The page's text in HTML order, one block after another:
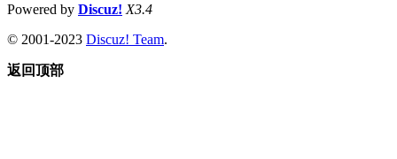
Powered by Discuz! X3.4
© 2001-2023 Discuz! Team.
返回顶部